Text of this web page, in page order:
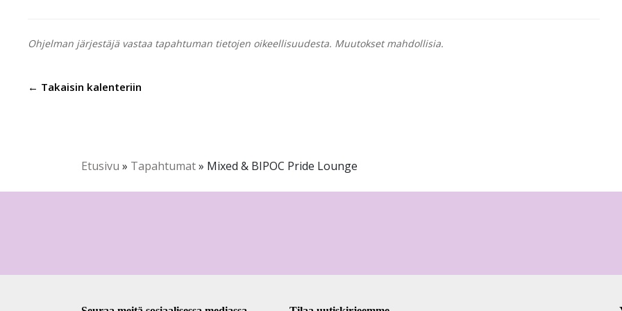
Ohjelman järjestäjä vastaa tapahtuman tietojen oikeellisuudesta. Muutokset mahdollisia.
← Takaisin kalenteriin
Etusivu » Tapahtumat» Mixed & BIPOC Pride Lounge